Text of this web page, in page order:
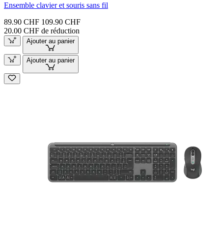
Ensemble clavier et souris sans fil
89.90 CHF 109.90 CHF
20.00 CHF de réduction
Ajouter au panier
Ajouter au panier